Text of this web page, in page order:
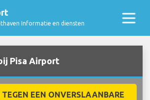
Informatie en diensten
Pisa Airport
TEGEN EEN ONVERSLAANBARE